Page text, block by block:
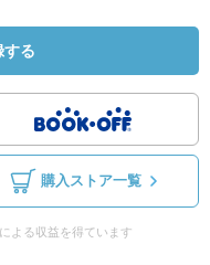
する
購入ストア一覧
よる収益を得ています